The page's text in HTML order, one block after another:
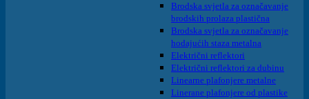
Brodska svjetla za označavanje
brodskih prolaza plastična
Brodska svjetla za označavanje
hodajućih staza metalna
Električni reflektori
Električni reflektori za dubinu
Linearne plafonjere metalne
Linerane plafonjere od plastike